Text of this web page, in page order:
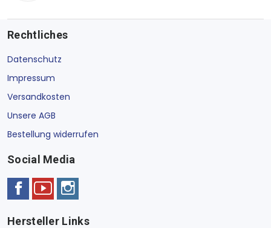
Rechtliches
Datenschutz
Impressum
Versandkosten
Unsere AGB
Bestellung widerrufen
Social Media
Hersteller Links